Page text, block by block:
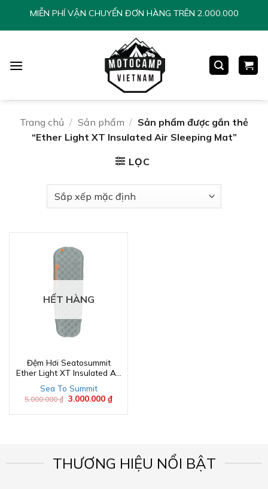
ChuyểnMIỄN PHÍ VẬN CHUYỂN ĐƠN HÀNG TRÊN 2.000.000
Trang chủ / Sản phẩm / Sản phẩm được gắn thẻ
“Ether Light XT Insulated Air Sleeping Mat”
LỌC
HẾT HÀNG
Đệm Hơi Seatosummit
Ether Light XT Insulated Air
Sea To Summit
5.000.000₫ Giá
3.000.000₫
THƯƠNG HIỆU NỔI BẬT